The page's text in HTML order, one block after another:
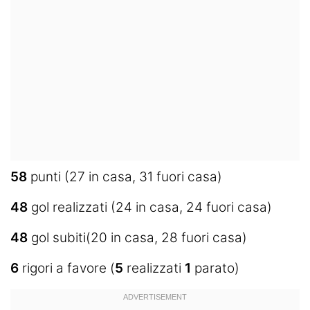
58 punti (27 in casa, 31 fuori casa)
48 gol realizzati (24 in casa, 24 fuori casa)
48 gol subiti(20 in casa, 28 fuori casa)
6 rigori a favore (5 realizzati 1 parato)